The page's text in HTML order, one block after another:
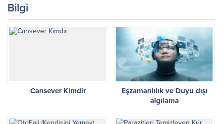
Bilgi
Cansever Kimdir
Eşzamanlılık ve Duyu dışı
algılama